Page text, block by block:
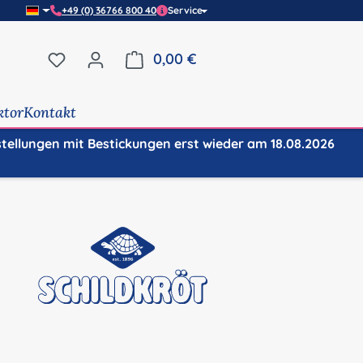
+49 (0) 36766 800 40 Service
Du hast 0 Produkte auf dem Merkzettel
0,00 €
Kontakt
mit Bestickungen erst wieder am 18.08.2026